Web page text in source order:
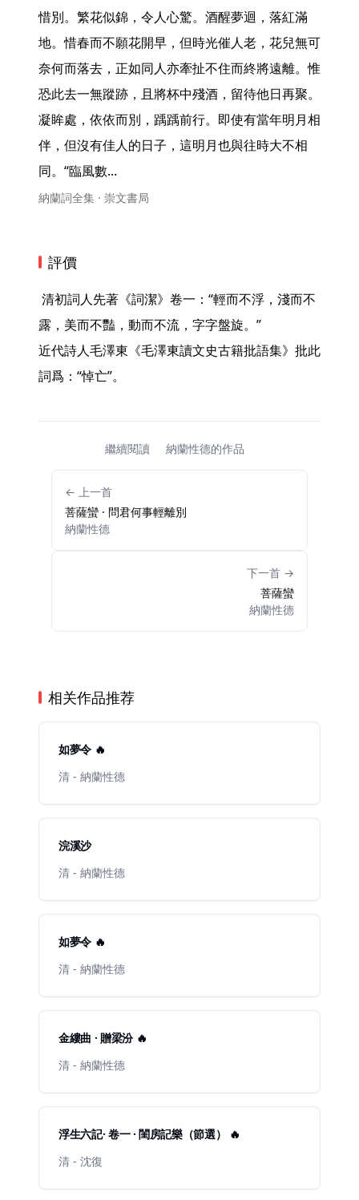
惜別。繁花似錦，令人心驚。酒醒夢迴，落紅滿
地。惜春而不願花開早，但時光催人老，花兒無可
奈何而落去，正如同人亦牽扯不住而終將遠離。惟
恐此去一無蹤跡，且將杯中殘酒，留待他日再聚。
凝眸處，依依而別，踽踽前行。即使有當年明月相
伴，但沒有佳人的日子，這明月也與往時大不相
同。“臨風數...
納蘭詞全集 · 崇文書局
評價
露，美而不豔，動而不流，字字盤旋。”
近代詩人毛澤東《毛澤東讀文史古籍批語集》批此
詞爲：“悼亡”。
繼續閱讀 納蘭性德的作品
← 上一首
菩薩蠻 · 問君何事輕離別
納蘭性德
下一首 →
菩薩蠻
納蘭性德
相关作品推荐
如夢令 🔥
清 - 納蘭性德
浣溪沙
清 - 納蘭性德
如夢令 🔥
清 - 納蘭性德
金縷曲 · 贈梁汾 🔥
清 - 納蘭性德
浮生六記· 卷一 · 閨房記樂（節選） 🔥
清 - 沈復